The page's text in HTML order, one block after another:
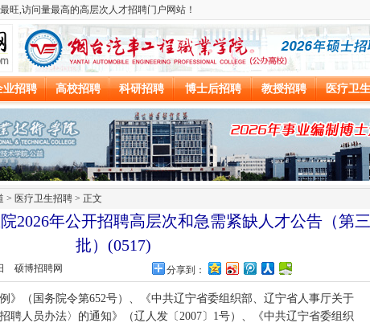
> 医疗卫生招聘 > 正文
2026年公开招聘高层次和急需紧缺人才公告（第三
批）(0517)
硕博招聘网 分享到：
》（国务院令第652号）、《中共辽宁省委组织部、辽宁省人事厅关于
聘人员办法〉的通知》（辽人发〔2007〕1号）、《中共辽宁省委组织